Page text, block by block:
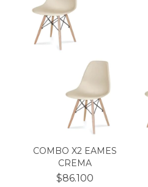
COMBO X2 EAMES
CREMA
$86.100